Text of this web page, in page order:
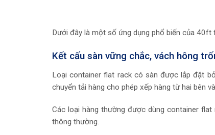
Dưới đây là một số ứng dụng phổ biến của 40ft
Kết cấu sàn vững chắc, vách hông
Loại container flat rack có sàn được lắp đặt
chuyển tải hàng cho phép xếp hàng từ hai bên
Các loại hàng thường được dùng container
thông thường.